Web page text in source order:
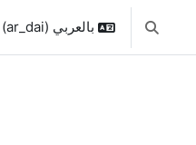
تبديل إدخال البحث
بالعربي ‎(ar_dai)‎